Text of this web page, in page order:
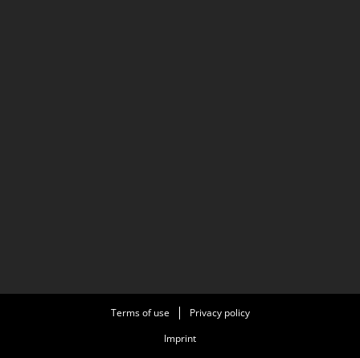
Terms of use
Privacy policy
Imprint